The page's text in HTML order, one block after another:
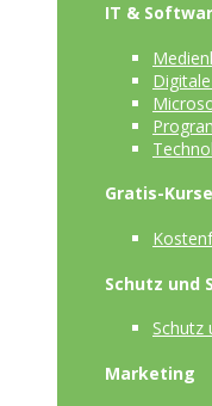
IT &
Gratis-Kurse
Schutz und
Schutz
Marketing